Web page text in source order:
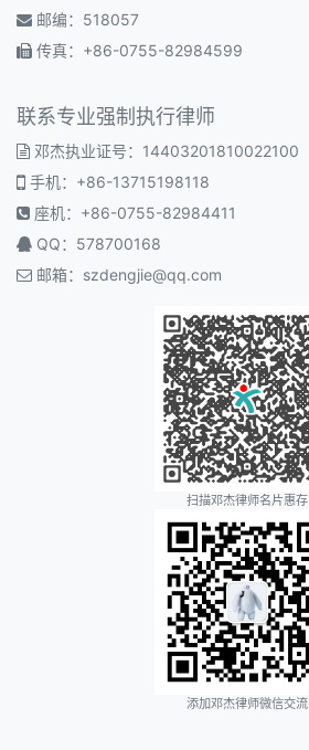
邮编：518057
传真：+86-0755-82984599
联系专业强制执行律师
邓杰执业证号：14403201810022100
手机：+86-13715198118
座机：+86-0755-82984411
QQ：578700168
邮箱： szdengjie@qq.com
扫描邓杰律师名片惠存
添加邓杰律师微信交流